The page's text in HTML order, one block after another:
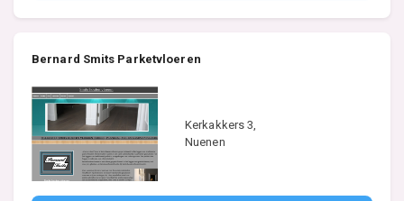
Bernard Smits Parketvloeren
Kerkakkers 3,
Nuenen